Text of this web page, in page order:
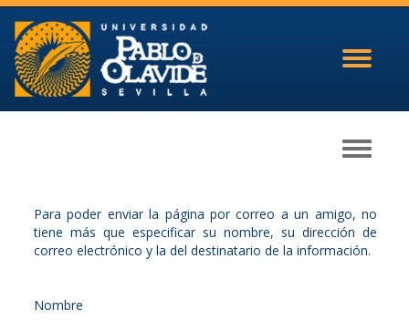
Toggle
Toggle
Para poder enviar la página por correo a un amigo, no
tiene más que especificar su nombre, su dirección de
correo electrónico y la del destinatario de la información.
Nombre